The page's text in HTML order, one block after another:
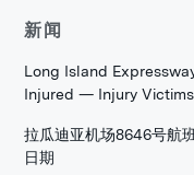
新闻
Long Island
Injured — Injury
拉瓜迪亚机场8646号航
日期